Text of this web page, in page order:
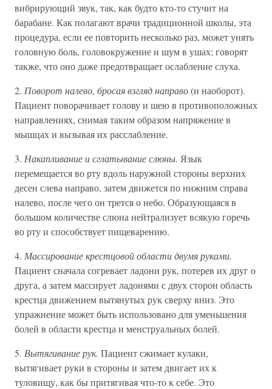
вибрирующий звук, так, как будто кто-то стучит на
барабане. Как полагают врачи традиционной школы, эта
процедура, если ее повторить несколько раз, может унять
головную боль, головокружение и шум в ушах; говорят
также, что оно даже предотвращает ослабление слуха.
2. Поворот налево, бросая взгляд направо(и наоборот).
Пациент поворачивает голову и шею в противоположных
направлениях, снимая таким образом напряжение в
мышцах и вызывая их расслабление.
3. Накапливание и сглатывание слюны. Язык
перемещается во рту вдоль наружной стороны верхних
десен слева направо, затем движется по нижним справа
налево, после чего он трется о небо. Образующаяся в
большом количестве слюна нейтрализует всякую горечь
во рту и способствует пищеварению.
4. Массирование крестцовой области двумя руками.
Пациент сначала согревает ладони рук, потерев их друг о
друга, а затем массирует ладонями с двух сторон область
крестца движением вытянутых рук сверху вниз. Это
упражнение может быть использовано для уменьшения
болей в области крестца и менструальных болей.
5. Вытягивание рук. Пациент сжимает кулаки,
вытягивает руки в стороны и затем двигает их к
туловищу, как бы притягивая что-то к себе. Это